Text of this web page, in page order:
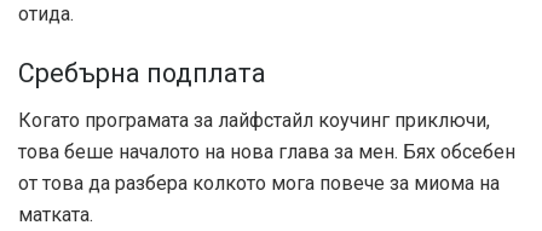
отида.
Сребърна подплата
Когато програмата за лайфстайл коучинг приключи,
това беше началото на нова глава за мен. Бях обсебен
от това да разбера колкото мога повече за миома на
матката.